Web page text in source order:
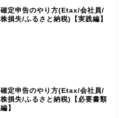
確定申告のやり方(Etax/会社員/
株損失/ふるさと納税)【実践編】
確定申告のやり方(Etax/会社員/
株損失/ふるさと納税)【必要書類
編】